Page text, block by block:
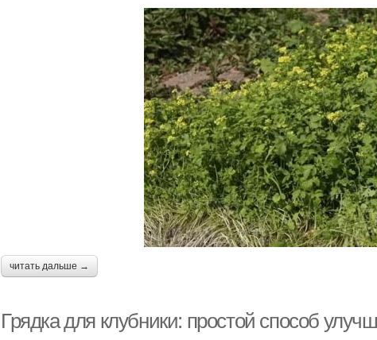
читать дальше →
Грядка для клубники: простой способ